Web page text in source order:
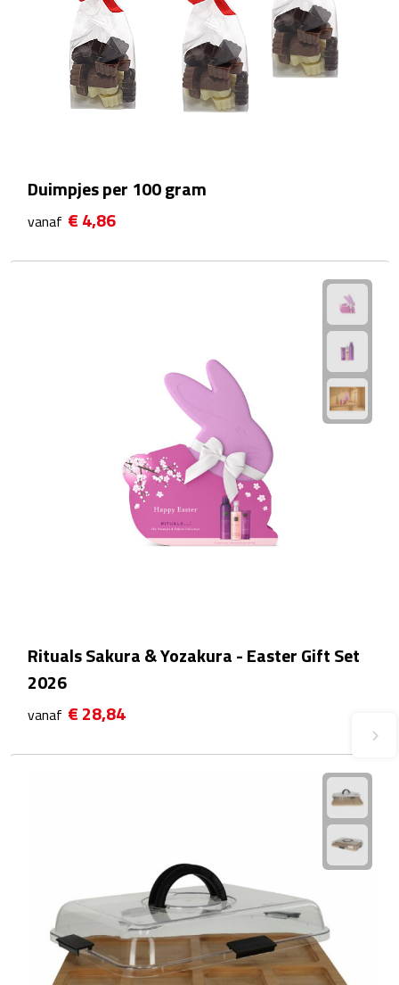
Rijbewijs- & kentekenhoezen
USB autoladers
Zonneschermen
Fiets Accessoires
Drinkwaren
Thermosbekers
Drinkflessen
Duimpjes per 100 gram
vanaf € 4,86
Rituals Sakura & Yozakura - Easter Gift Set
2026
vanaf € 28,84